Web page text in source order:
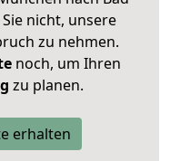
nicht, unsere
zu nehmen.
noch, um Ihren
zu planen.
erhalten